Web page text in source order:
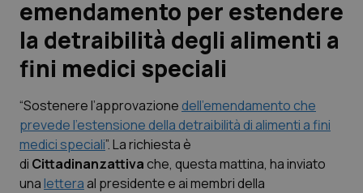
Scienza e Farmaci
Studi e Analisi
Lettere al direttore
Edizioni Regionali
emendamento per estendere
la detraibilità degli alimenti a
fini medici speciali
“Sostenere l’approvazione dell’emendamento che
prevede l’estensione della detraibilità di alimenti a fini
medici speciali”. La richiesta è
di Cittadinanzattivache, questa mattina, ha inviato
unaletteraal presidente e ai membri della